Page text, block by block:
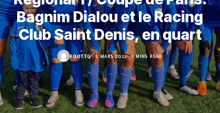
Bagnim Dialou et le Racing
Club Saint Denis, en quart
FOOT.TG 5 MARS 2022 1 MINS READ